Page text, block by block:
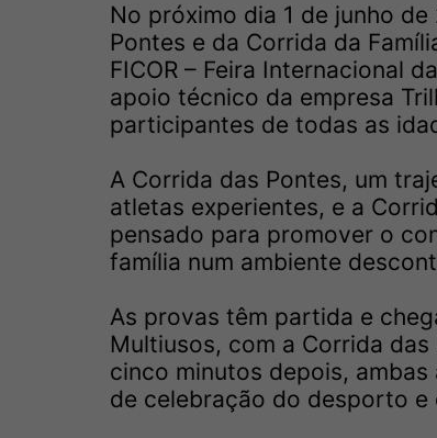
No próximo dia 1 de junho
Pontes e da Corrida da
FICOR – Feira Internacional
apoio técnico da empresa
participantes de todas as
A Corrida das Pontes, um
atletas experientes, e a
pensado para promover o
família num ambiente
As provas têm partida e
Multiusos, com a Corrida
cinco minutos depois,
de celebração do desporto e